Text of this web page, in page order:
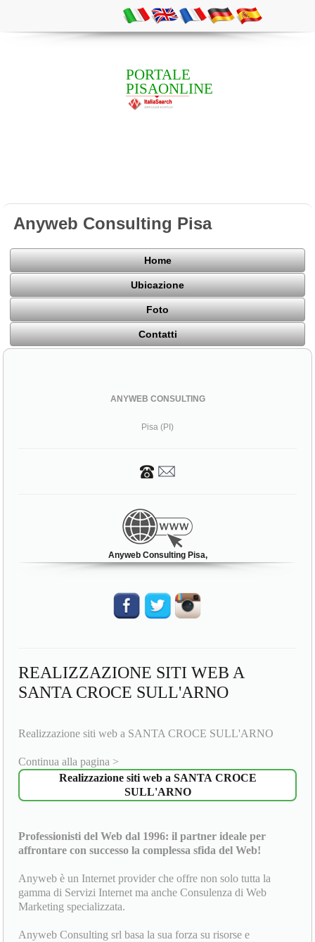
PORTALE
PISAONLINE
Anyweb Consulting Pisa
Home
Ubicazione
Foto
Contatti
ANYWEB CONSULTING
Pisa (PI)
Anyweb Consulting Pisa,
REALIZZAZIONE SITI WEB A
SANTA CROCE SULL'ARNO
Realizzazione siti web a SANTA CROCE SULL'ARNO
Continua alla pagina >
Realizzazione siti web a SANTA CROCE
SULL'ARNO
Professionisti del Web dal 1996: il partner ideale per
affrontare con successo la complessa sfida del Web!
Anyweb è un Internet provider che offre non solo tutta la
gamma di Servizi Internet ma anche Consulenza di Web
Marketing specializzata.
Anyweb Consulting srl basa la sua forza su risorse e